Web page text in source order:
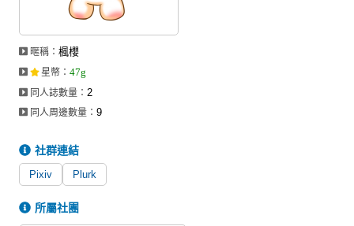
暱稱：楓櫻
星幣 ：47g
同人誌數量：2
同人周邊數量：9
社群連結
Pixiv Plurk
所屬社團